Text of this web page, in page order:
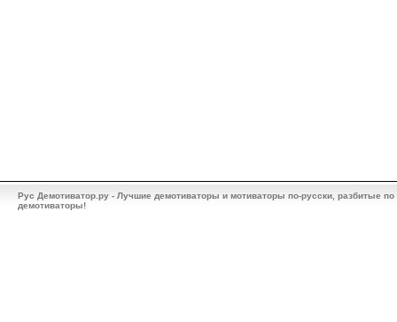
Рус Демотиватор.ру - Лучшие демотиваторы и мотиваторы по-русски, разбитые
демотиваторы!